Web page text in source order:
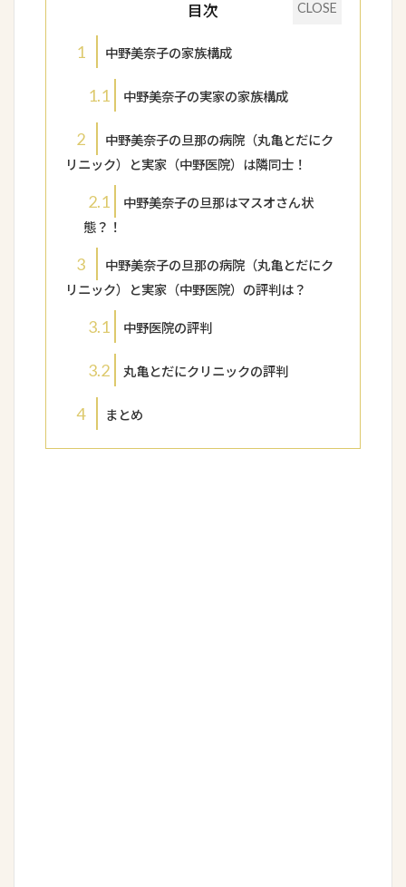
目次
1 中野美奈子の家族構成
1.1 中野美奈子の実家の家族構成
2
中野美奈子の旦那の病院（丸亀とだにク
リニック）と実家（中野医院）は隣同士！
2.1
中野美奈子の旦那はマスオさん状
態？！
3
中野美奈子の旦那の病院（丸亀とだにク
リニック）と実家（中野医院）の評判は？
3.1 中野医院の評判
3.2 丸亀とだにクリニックの評判
4 まとめ